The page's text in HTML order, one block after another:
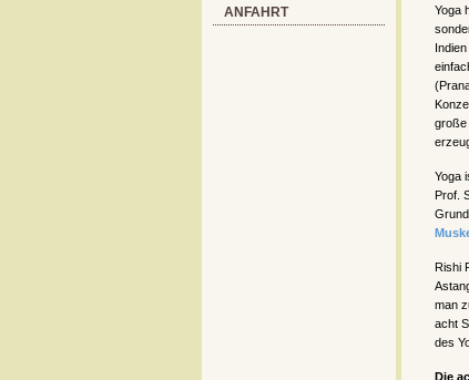
ANFAHRT
Yoga
große
Yoga
Prof.
Rishi
man
acht
des
Die